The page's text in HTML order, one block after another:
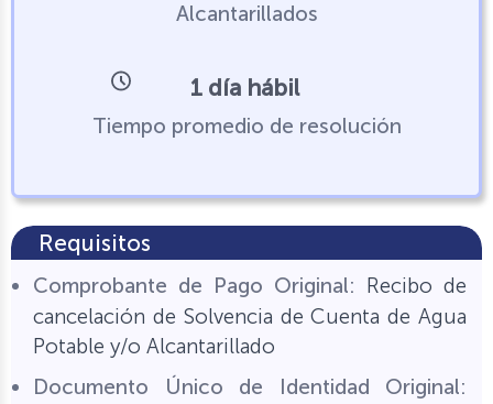
Alcantarillados
1 día hábil
Tiempo promedio de resolución
Requisitos
Comprobante de Pago Original: Recibo de
cancelación de Solvencia de Cuenta de Agua
Potable y/o Alcantarillado
Documento Único de Identidad Original: